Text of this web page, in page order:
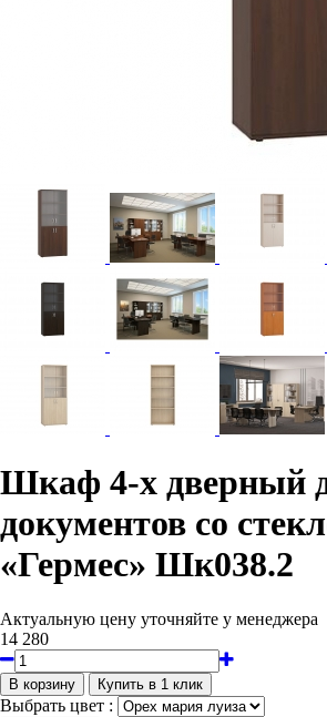
Шкаф 4-х дверный
документов со
«Гермес» Шк038.2
Актуальную цену уточняйте у менеджера
14 280
Выбрать цвет :